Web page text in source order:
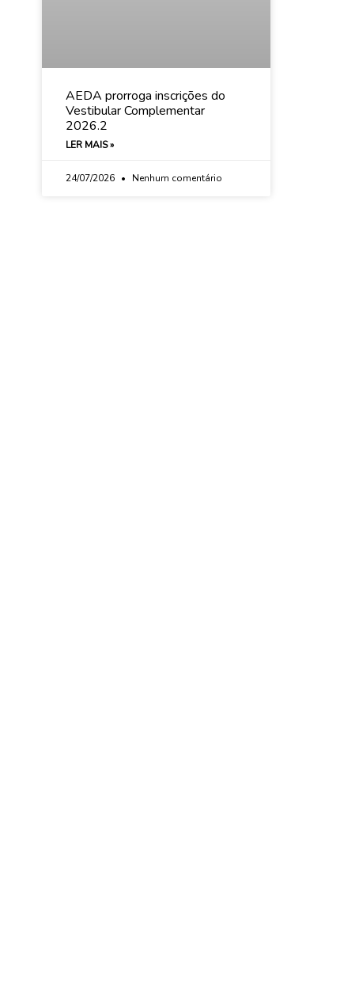
AEDA prorroga inscrições do
Vestibular Complementar
2026.2
LER MAIS »
24/07/2026 Nenhum comentário